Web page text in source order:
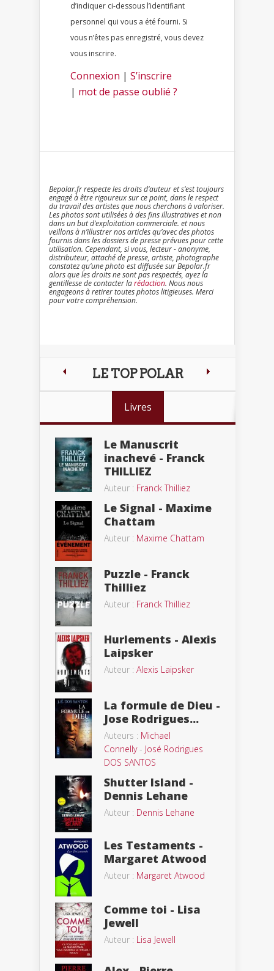
d’indiquer ci-dessous l’identifiant
personnel qui vous a été fourni. Si
vous n’êtes pas enregistré, vous devez
vous inscrire.
Connexion | S’inscrire
| mot de passe oublié ?
Bepolar.fr respecte les droits d’auteur et s’est toujours
engagé à être rigoureux sur ce point, dans le respect
du travail des artistes que nous cherchons à valoriser.
Les photos sont utilisées à des fins illustratives et non
dans un but d’exploitation commerciale. et nous
veillons à n’illustrer nos articles qu’avec des photos
fournis dans les dossiers de presse prévues pour cette
utilisation. Cependant, si vous, lecteur - anonyme,
distributeur, attaché de presse, artiste, photographe
constatez qu’une photo est diffusée sur Bepolar.fr
alors que les droits ne sont pas respectés, ayez la
gentillesse de contacter larédaction. Nous nous
engageons à retirer toutes photos litigieuses. Merci
pour votre compréhension.
LE TOP POLAR
Livres
Le Manuscrit
inachevé - Franck
THILLIEZ
Auteur : Franck Thilliez
Le Signal - Maxime
Chattam
Auteur : Maxime Chattam
Puzzle - Franck
Thilliez
Auteur : Franck Thilliez
Hurlements - Alexis
Laipsker
Auteur : Alexis Laipsker
La formule de Dieu -
Jose Rodrigues...
Auteurs : Michael
Connelly- José Rodrigues
DOS SANTOS
Shutter Island -
Dennis Lehane
Auteur : Dennis Lehane
Les Testaments -
Margaret Atwood
Auteur : Margaret Atwood
Comme toi - Lisa
Jewell
Auteur : Lisa Jewell